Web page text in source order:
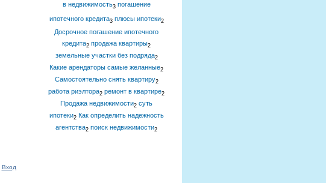
в недвижимость3 погашение
ипотечного кредита3 плюсы ипотеки2
Досрочное погашение ипотечного
кредита2 продажа квартиры2
земельные участки без подряда2
Какие арендаторы самые желанные2
Самостоятельно снять квартиру2
работа риэлтора2 ремонт в квартире2
Продажа недвижимости2 суть
ипотеки2 Как определить надежность
агентства2 поиск недвижимости2
Вход